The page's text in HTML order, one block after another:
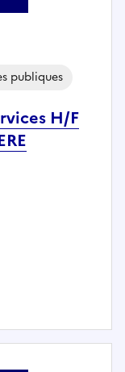
H/F
publiques
des Services